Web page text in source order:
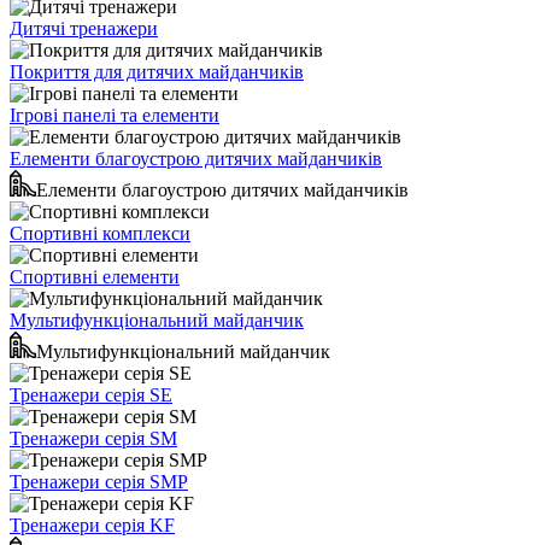
Дитячі тренажери
Покриття для дитячих майданчиків
Ігрові панелі та елементи
Елементи благоустрою дитячих майданчиків
Елементи благоустрою дитячих майданчиків
Спортивні комплекси
Спортивні елементи
Мультифункціональний майданчик
Мультифункціональний майданчик
Тренажери серія SE
Тренажери серія SM
Тренажери серія SMP
Тренажери серія KF